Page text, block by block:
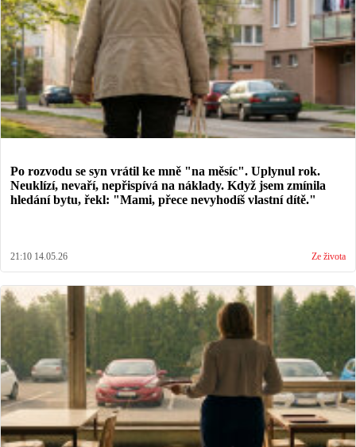
Po rozvodu se syn vrátil ke mně "na měsíc". Uplynul rok.
Neuklízí, nevaří, nepřispívá na náklady. Když jsem zmínila
hledání bytu, řekl: "Mami, přece nevyhodíš vlastní dítě."
21:10 14.05.26 Ze života